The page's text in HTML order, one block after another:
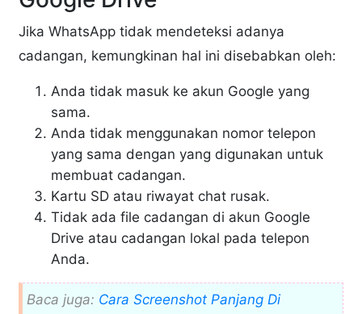
Jika WhatsApp tidak mendeteksi adanya
cadangan, kemungkinan hal ini disebabkan oleh:
Anda tidak masuk ke akun Google yang
sama.
Anda tidak menggunakan nomor telepon
yang sama dengan yang digunakan untuk
membuat cadangan.
Kartu SD atau riwayat chat rusak.
Tidak ada file cadangan di akun Google
Drive atau cadangan lokal pada telepon
Anda.
Baca juga: Cara Screenshot Panjang Di